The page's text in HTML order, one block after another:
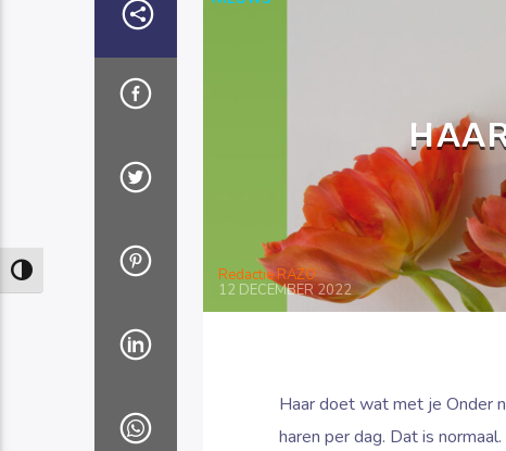
Keuze voor hoog contrast Redactie RAZO
12 DECEMBER 2022
Haar doet wat met je Onder
haren per dag. Dat is